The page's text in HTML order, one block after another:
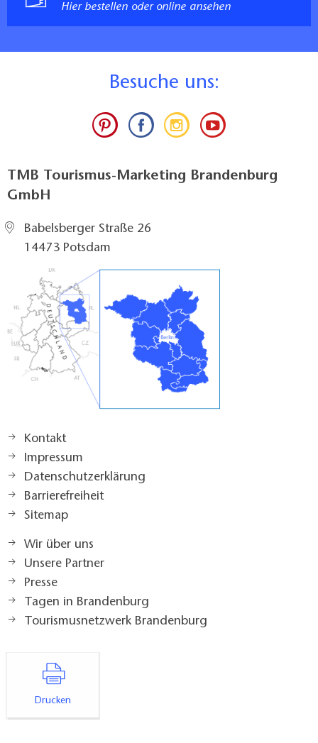
Hier bestellen oder online ansehen
Besuche uns:
TMB Tourismus-Marketing Brandenburg
GmbH
Babelsberger Straße 26
14473 Potsdam
Kontakt
Impressum
Datenschutzerklärung
Barrierefreiheit
Sitemap
Wir über uns
Unsere Partner
Presse
Tagen in Brandenburg
Tourismusnetzwerk Brandenburg
Drucken